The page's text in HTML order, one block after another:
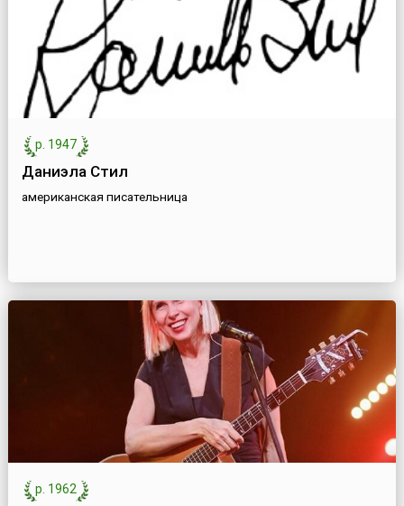
р. 1947
Даниэла Стил
американская писательница
р. 1962